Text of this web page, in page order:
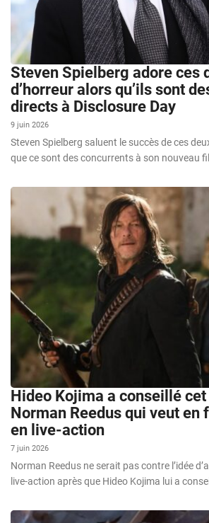
Steven Spielberg adore ces
d’horreur alors qu’ils sont
directs à Disclosure Day
9 juin 2026
Steven Spielberg saluent le succès de ces
que ce sont des concurrents à son nouveau
Hideo Kojima a conseillé
Norman Reedus qui veut en
en live-action
7 juin 2026
Norman Reedus ne serait pas contre l’idée
live-action après que Hideo Kojima lui a